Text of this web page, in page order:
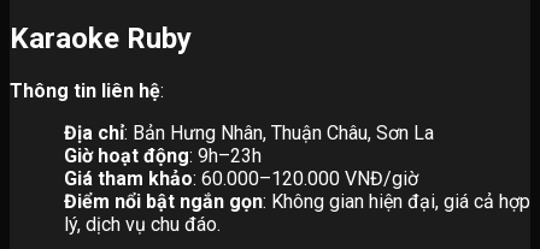
Karaoke Ruby
Thông tin liên hệ:
Địa chỉ: Bản Hưng Nhân, Thuận Châu, Sơn La
Giờ hoạt động: 9h–23h
Giá tham khảo: 60.000–120.000 VNĐ/giờ
Điểm nổi bật ngắn gọn: Không gian hiện đại, giá cả hợp
lý, dịch vụ chu đáo.